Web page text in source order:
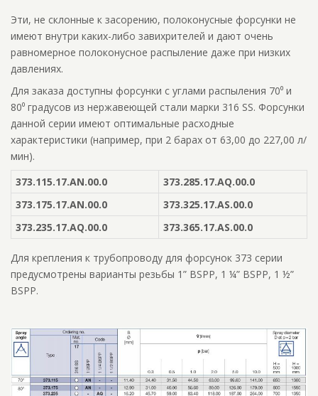
Эти, не склонные к засорению, полоконусные форсунки не
имеют внутри каких-либо завихрителей и дают очень
равномерное полоконусное распыление даже при низких
давлениях.
Для заказа доступны форсунки с углами распыления 70⁰ и
80⁰ градусов из нержавеющей стали марки 316 SS. Форсунки
данной серии имеют оптимальные расходные
характеристики (например, при 2 барах от 63,00 до 227,00 л/
мин).
373.115.17.AN.00.0
373.285.17.AQ.00.0
373.175.17.AN.00.0
373.325.17.AS.00.0
373.235.17.AQ.00.0
373.365.17.AS.00.0
Для крепления к трубопроводу для форсунок 373 серии
предусмотрены варианты резьбы 1” BSPP, 1 ¼” BSPP, 1 ½”
BSPP.